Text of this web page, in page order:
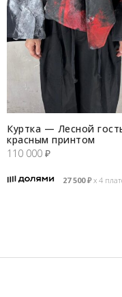
Куртка — Лесной
красным принтом
110 000 ₽
27 500₽х 4